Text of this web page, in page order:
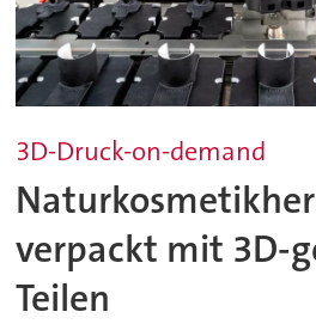
3D-Druck-on-demand
verpackt mit 3D-
Teilen